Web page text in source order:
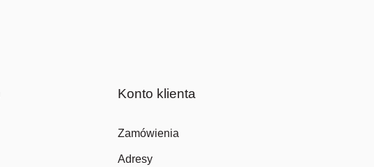
Konto klienta
Zamówienia
Adresy